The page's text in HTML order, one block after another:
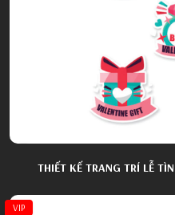
THIẾT KẾ TRANG TRÍ LỄ
VIP